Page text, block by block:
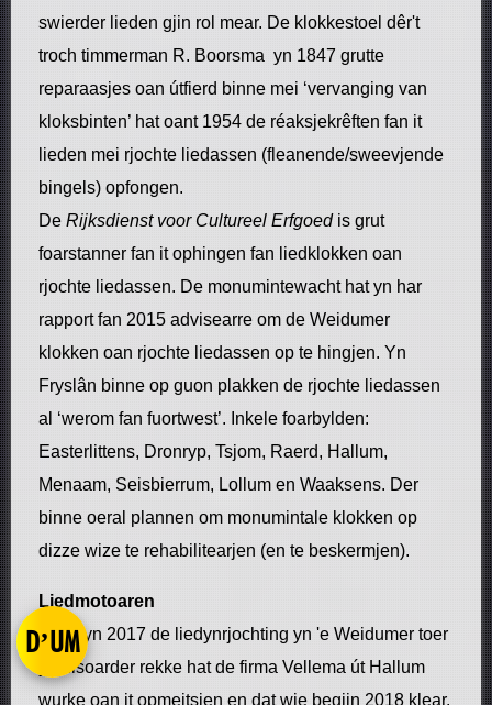
D’UM
swierder lieden gjin rol mear. De klokkestoel dêr't
troch timmerman R. Boorsma yn 1847 grutte
reparaasjes oan útfierd binne mei ‘vervanging van
kloksbinten’ hat oant 1954 de réaksjekrêften fan it
lieden mei rjochte liedassen (fleanende/sweevjende
bingels) opfongen.
De Rijksdienst voor Cultureel Erfgoedis grut
foarstanner fan it ophingen fan liedklokken oan
rjochte liedassen. De monumintewacht hat yn har
rapport fan 2015 advisearre om de Weidumer
klokken oan rjochte liedassen op te hingjen. Yn
Fryslân binne op guon plakken de rjochte liedassen
al ‘werom fan fuortwest’. Inkele foarbylden:
Easterlittens, Dronryp, Tsjom, Raerd, Hallum,
Menaam, Seisbierrum, Lollum en Waaksens. Der
binne oeral plannen om monumintale klokken op
dizze wize te rehabilitearjen (en te beskermjen).
Liedmotoaren
Doe't yn 2017 de liedynrjochting yn 'e Weidumer toer
yn disoarder rekke hat de firma Vellema út Hallum
wurke oan it opmeitsjen en dat wie begjin 2018 klear.